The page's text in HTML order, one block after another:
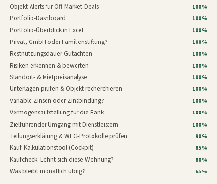
Objekt-Alerts für Off-Market-Deals 100 %
Portfolio-Dashboard 100 %
Portfolio-Überblick in Excel 100 %
Privat, GmbH oder Familienstiftung? 100 %
Restnutzungsdauer-Gutachten 100 %
Risiken erkennen & bewerten 100 %
Standort- & Mietpreisanalyse 100 %
Unterlagen prüfen & Objekt recherchieren 100 %
Variable Zinsen oder Zinsbindung? 100 %
Vermögensaufstellung für die Bank 100 %
Zielführender Umgang mit Dienstleistern 100 %
Teilungserklärung & WEG-Protokolle prüfen 90 %
Kauf-Kalkulationstool (Cockpit) 85 %
Kaufcheck: Lohnt sich diese Wohnung? 80 %
Was bleibt monatlich übrig? 65 %